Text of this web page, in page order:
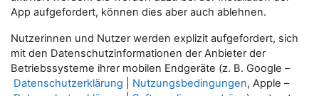
App aufgefordert, können dies aber auch ablehnen.
Nutzerinnen und Nutzer werden explizit aufgefordert, sich
mit den Datenschutzinformationen der Anbieter der
Betriebssysteme ihrer mobilen Endgeräte (z. B. Google –
Datenschutzerklärung
Nutzungsbedingungen, Apple –